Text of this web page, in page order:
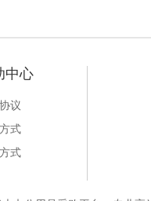
中心
议
式
式